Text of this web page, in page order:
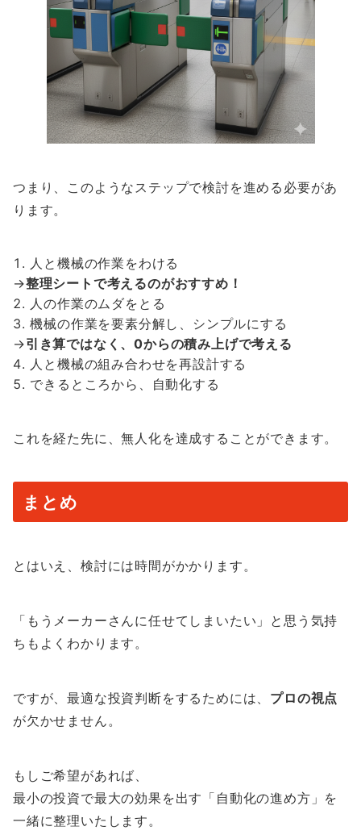
つまり、このようなステップで検討を進める必要があ
ります。
人と機械の作業をわける
→整理シートで考えるのがおすすめ！
人の作業のムダをとる
機械の作業を要素分解し、シンプルにする
→引き算ではなく、0からの積み上げで考える
人と機械の組み合わせを再設計する
できるところから、自動化する
これを経た先に、無人化を達成することができます。
まとめ
とはいえ、検討には時間がかかります。
「もうメーカーさんに任せてしまいたい」と思う気持
ちもよくわかります。
ですが、最適な投資判断をするためには、 プロの視点
が欠かせません。
もしご希望があれば、
最小の投資で最大の効果を出す「自動化の進め方」を
一緒に整理いたします。